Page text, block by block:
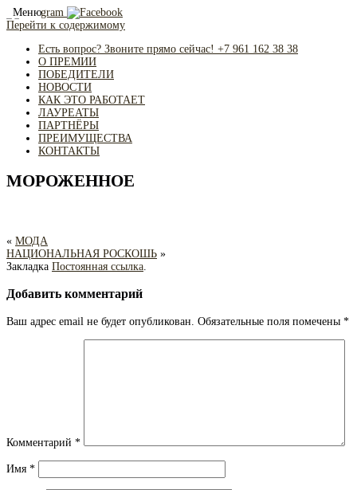
Меню
Перейти к содержимому
Есть вопрос? Звоните прямо сейчас! +7 961 162 38 38
О ПРЕМИИ
ПОБЕДИТЕЛИ
НОВОСТИ
КАК ЭТО РАБОТАЕТ
ЛАУРЕАТЫ
ПАРТНЁРЫ
ПРЕИМУЩЕСТВА
КОНТАКТЫ
МОРОЖЕННОЕ
« МОДА
НАЦИОНАЛЬНАЯ РОСКОШЬ »
Закладка Постоянная ссылка
Добавить комментарий
Ваш адрес email не будет опубликован. Обязательные поля помечены *
Комментарий *
Имя *